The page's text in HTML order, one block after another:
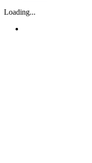
Loading...